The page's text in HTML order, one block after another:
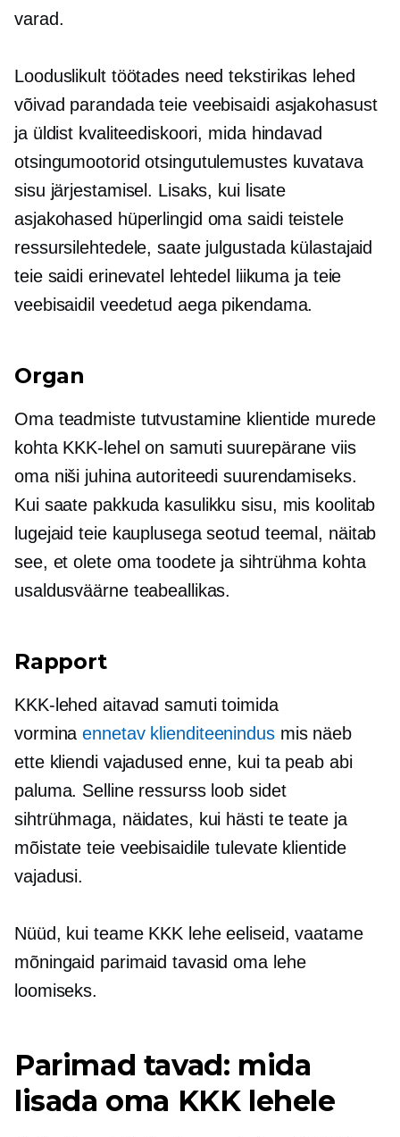
varad.
Looduslikult töötades needtekstirikas lehed
võivad parandada teie veebisaidi asjakohasust
ja üldist kvaliteediskoori, mida hindavad
otsingumootorid otsingutulemustes kuvatava
sisu järjestamisel. Lisaks, kui lisate
asjakohased hüperlingid oma saidi teistele
ressursilehtedele, saate julgustada külastajaid
teie saidi erinevatel lehtedel liikuma ja teie
veebisaidil veedetud aega pikendama.
Organ
Oma teadmiste tutvustamine klientide murede
kohta KKK-lehel on samuti suurepärane viis
oma niši juhina autoriteedi suurendamiseks.
Kui saate pakkuda kasulikku sisu, mis koolitab
lugejaid teie kauplusega seotud teemal, näitab
see, et olete oma toodete ja sihtrühma kohta
usaldusväärne teabeallikas.
Rapport
KKK-lehed aitavad samuti toimida
vorminaennetav klienditeenindusmis näeb
ette kliendi vajadused enne, kui ta peab abi
paluma. Selline ressurss loob sidet
sihtrühmaga, näidates, kui hästi te teate ja
mõistate teie veebisaidile tulevate klientide
vajadusi.
Nüüd, kui teame KKK lehe eeliseid, vaatame
mõningaid parimaid tavasid oma lehe
loomiseks.
Parimad tavad: mida
lisada oma KKK lehele